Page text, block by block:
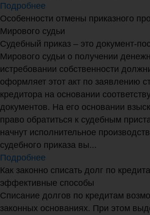
Подробнее
Особенности отмены приказного
Мирового судьи
Судебный приказ – это документ-
Мирового судьи о получении
истребовании собственности
оформляет этот акт по заявлению
кредитора на основании
документов. На его основании
право обратиться к судебным
начнут исполнительное
судебного приказа вы...
Подробнее
Как законно списать долг по
эффективные способы
Списание долгов по кредитам
законных основаниях. При этом